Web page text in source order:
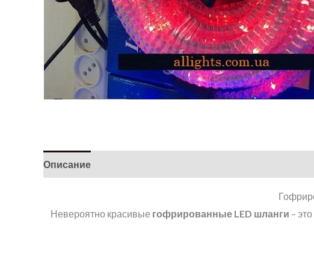
Описание
Невероятно красивые гофрированные LED шланги –